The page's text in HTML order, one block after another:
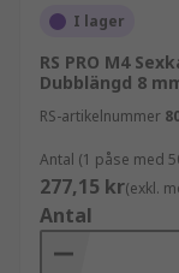
I lager
RS PRO M4
Dubblängd 8
RS-artikelnummer
Antal (1 påse med
277,15 kr(exkl.
Antal